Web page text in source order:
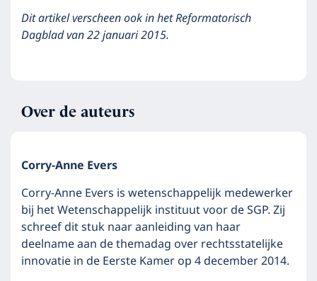
Dit artikel verscheen ook in het Reformatorisch
Dagblad van 22 januari 2015.
Over de auteurs
Corry-Anne Evers
Corry-Anne Evers is wetenschappelijk medewerker
bij het Wetenschappelijk instituut voor de SGP. Zij
schreef dit stuk naar aanleiding van haar
deelname aan de themadag over rechtsstatelijke
innovatie in de Eerste Kamer op 4 december 2014.